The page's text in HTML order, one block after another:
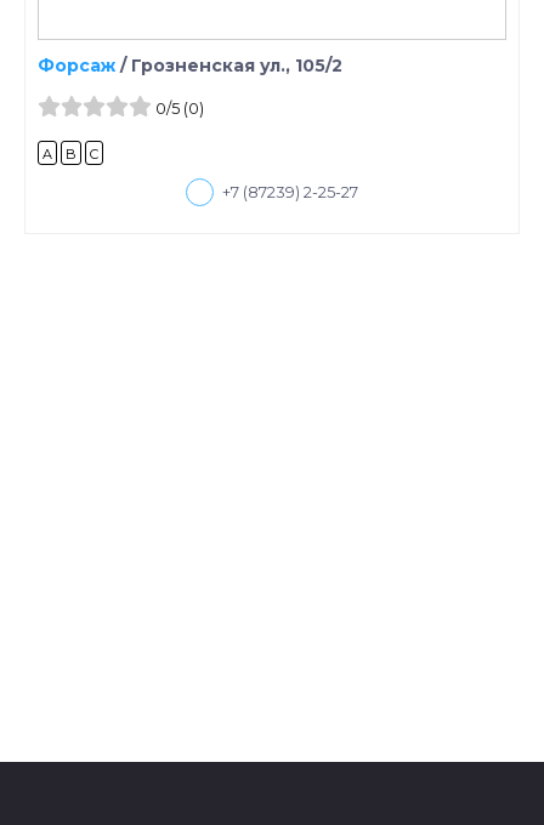
Форсаж / Грозненская ул., 105/2
0/5(0)
A B C
+7 (87239) 2-25-27